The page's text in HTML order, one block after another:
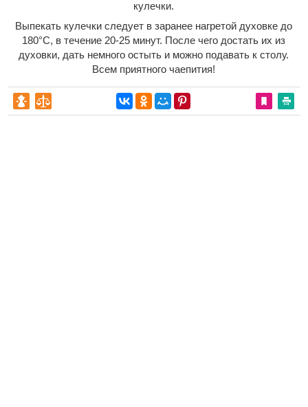
кулечки.
Выпекать кулечки следует в заранее нагретой духовке до
180°С, в течение 20-25 минут. После чего достать их из
духовки, дать немного остыть и можно подавать к столу.
Всем приятного чаепития!